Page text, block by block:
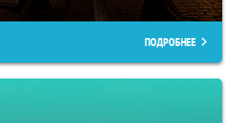
ПОДРОБНЕЕ